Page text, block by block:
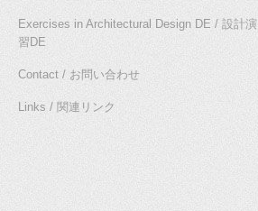
Exercises in Architectural Design DE / 設計演
習DE
Contact / お問い合わせ
Links / 関連リンク